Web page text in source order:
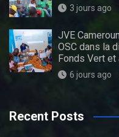
3 jours ago
JVE
OSC dans la
Fonds Vert et
6 jours ago
Recent Posts